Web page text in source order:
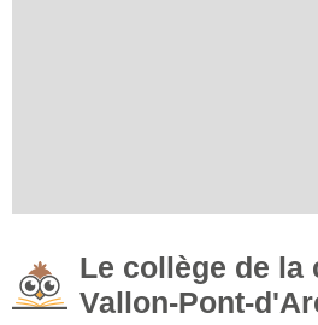
Le collège de la
Vallon-Pont-